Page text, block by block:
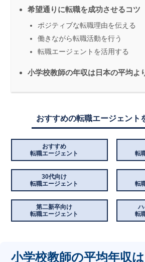
希望通りに転職を成功させるコツ
ポジティブな転職理由を伝える
働きながら転職活動を行う
転職エージェントを活用する
小学校教師の年収は日本の平均よ
おすすめの転職エージェント
おすすめ
転職エージェント
転
30代向け
転職エージェント
転
第二新卒向け
転職エージェント
転
小学校教師の平均年収